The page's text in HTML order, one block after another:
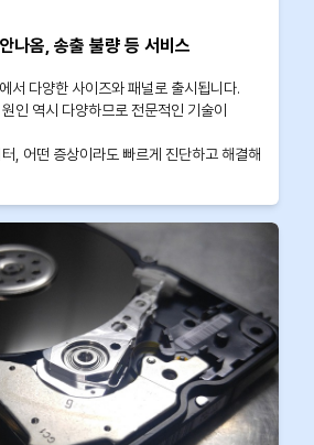
나옴, 송출 불량 등 서비스
서 다양한 사이즈와 패널로 출시됩니다.
인 역시 다양하므로 전문적인 기술이
, 어떤 증상이라도 빠르게 진단하고 해결해